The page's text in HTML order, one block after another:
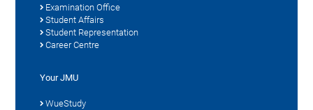
Examination Office
Student Affairs
Student Representation
Career Centre
Your JMU
WueStudy